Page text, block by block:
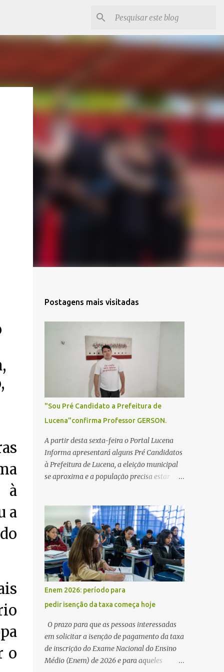
à
a
o
Postagens mais visitadas
"Sou Pré Candidato a Prefeitura de
Lucena"confirma Professor GERSON.
A partir desta sexta-feira o Portal Lucena
Informa apresentará alguns Pré Candidatos
à Prefeitura de Lucena, a eleição municipal
se aproxima e a população precisa estar
articulações e possíveis junções para manter
ou conquistar eleitorado. Confirmados até
agora como Pré candidatos Alex Monteiro,
Léo Bandeira Valcinete Araújo e Professor
Gerson Andrade há possibilidade de mais
nomes aparecer , ficaremos no aguardo para
trazer mais informações. A primeira
entrevista foi com o inimaginável Gerson
Andrade ,Professor da Rede Municipal
(efetivo), supervisor, Formado em Pedagogia
e Biomedicina pela UFPB. Leciona no Otto
Illi, Gilberto Inácio, Ellinora Dornellas
,Escola Américo Falcão. Gerson nos contou
Enem 2026: período para
pedir isenção da taxa começa hoje
O prazo para que as pessoas interessadas
em solicitar a isenção de pagamento da taxa
de inscrição do Exame Nacional do Ensino
Médio (Enem) de 2026 e para aqueles